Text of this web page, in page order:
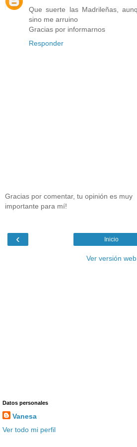
Que suerte las Madrileñas,
sino me arruino
Gracias por informarnos
Responder
Gracias por comentar, tu opinión es muy
importante para mí!
‹ Inicio
Ver versión web
Datos personales
Vanesa
Ver todo mi perfil